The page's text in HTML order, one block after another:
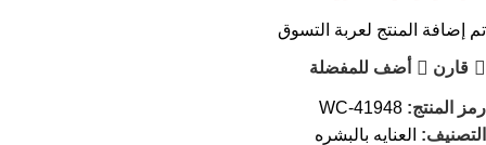
تم إضافة المنتج لعربة التسوق
قارن أضف للمفضلة
رمز المنتج: WC-41948
التصنيف: العنايه بالبشره